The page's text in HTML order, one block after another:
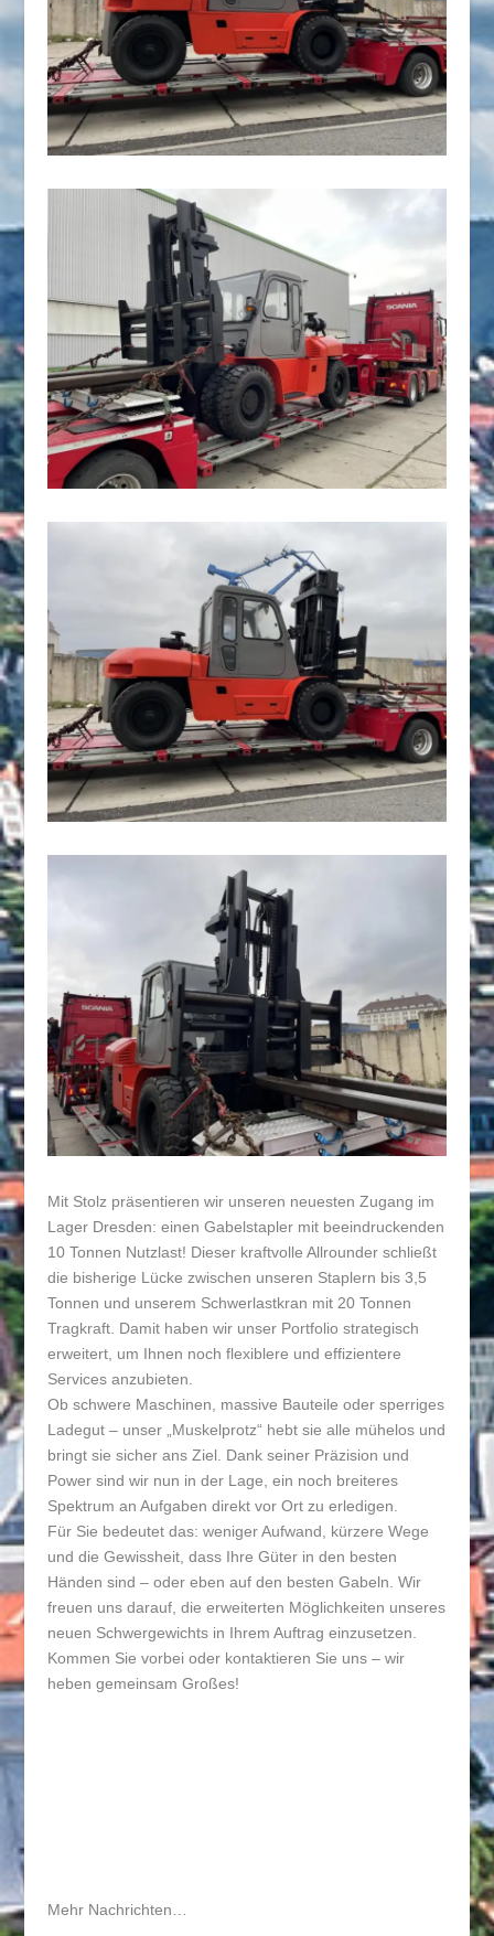
Mit Stolz präsentieren wir unseren neuesten Zugang im
Lager Dresden: einen Gabelstapler mit beeindruckenden
10 Tonnen Nutzlast! Dieser kraftvolle Allrounder schließt
die bisherige Lücke zwischen unseren Staplern bis 3,5
Tonnen und unserem Schwerlastkran mit 20 Tonnen
Tragkraft. Damit haben wir unser Portfolio strategisch
erweitert, um Ihnen noch flexiblere und effizientere
Services anzubieten.
Ob schwere Maschinen, massive Bauteile oder sperriges
Ladegut – unser „Muskelprotz“ hebt sie alle mühelos und
bringt sie sicher ans Ziel. Dank seiner Präzision und
Power sind wir nun in der Lage, ein noch breiteres
Spektrum an Aufgaben direkt vor Ort zu erledigen.
Für Sie bedeutet das: weniger Aufwand, kürzere Wege
und die Gewissheit, dass Ihre Güter in den besten
Händen sind – oder eben auf den besten Gabeln. Wir
freuen uns darauf, die erweiterten Möglichkeiten unseres
neuen Schwergewichts in Ihrem Auftrag einzusetzen.
Kommen Sie vorbei oder kontaktieren Sie uns – wir
heben gemeinsam Großes!
Mehr Nachrichten…